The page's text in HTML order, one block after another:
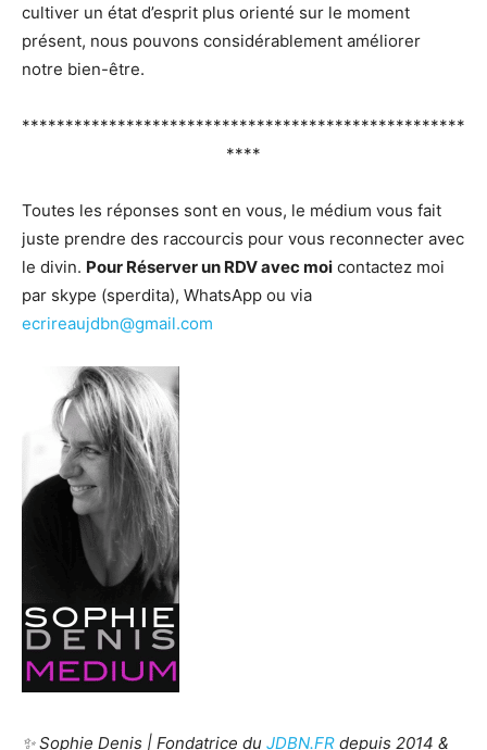
cultiver un état d’esprit plus orienté sur le moment
présent, nous pouvons considérablement améliorer
notre bien-être.
***************************************************
****
Toutes les réponses sont en vous, le médium vous fait
juste prendre des raccourcis pour vous reconnecter avec
le divin. Pour Réserver un RDV avec moi contactez moi
par skype (sperdita), WhatsApp ou via
ecrireaujdbn@gmail.com
✨ Sophie Denis | Fondatrice du JDBN.FR depuis 2014 &